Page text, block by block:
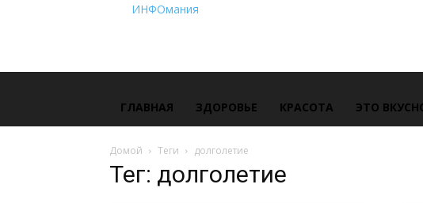
ИНФОмания
ГЛАВНАЯ ЗДОРОВЬЕ КРАСОТА ЭТО
Домой Теги долголетие
Тег: долголетие